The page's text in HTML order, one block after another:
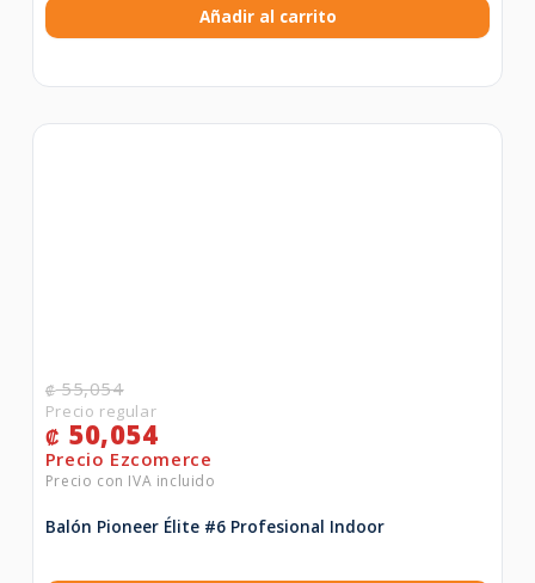
Añadir al carrito
₡55,054
₡ 50,054
Balón Pioneer Élite #6 Profesional Indoor